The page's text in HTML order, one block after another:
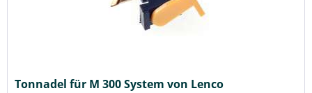
Tonnadel für M 300 System von Lenco